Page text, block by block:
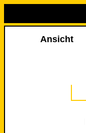
Ansicht